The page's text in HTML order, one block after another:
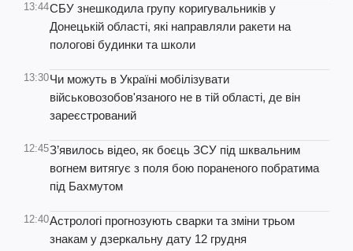
13:44СБУ знешкодила групу коригувальників у
Донецькій області, які направляли ракети на
пологові будинки та школи
13:30Чи можуть в Україні мобілізувати
військовозобов'язаного не в тій області, де він
зареєстрований
12:45З’явилось відео, як боєць ЗСУ під шквальним
вогнем витягує з поля бою пораненого побратима
під Бахмутом
12:40Астрологі прогнозують сварки та зміни трьом
знакам у дзеркальну дату 12 грудня